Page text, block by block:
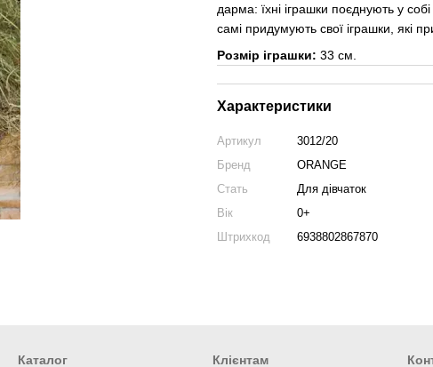
дарма: їхні іграшки поєднують у
самі придумують свої іграшки, які
Розмір іграшки: 33 см.
Характеристики
Артикул
3012/20
Бренд
ORANGE
Стать
Для дівчаток
Вік
0+
Штрихкод
6938802867870
Каталог Клієнтам